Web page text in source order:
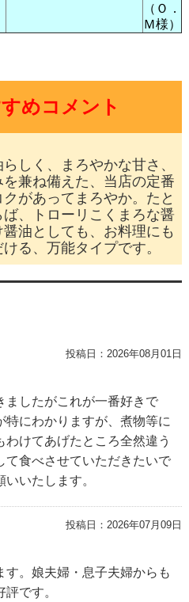
（Ｏ．
Ｍ様）
めコメント
しく、まろやかな甘さ、
兼ね備えた、当店の定番
があってまろやか。たと
ば、トローリこくまろな醤
油としても、お料理にも
る、万能タイプです。
投稿日： 2026年08月01日
ましたがこれが一番好きで
にわかりますが、煮物等に
けてあげたところ全然違う
て食べさせていただきたいで
いたします。
投稿日： 2026年07月09日
。娘夫婦・息子夫婦からも
です。